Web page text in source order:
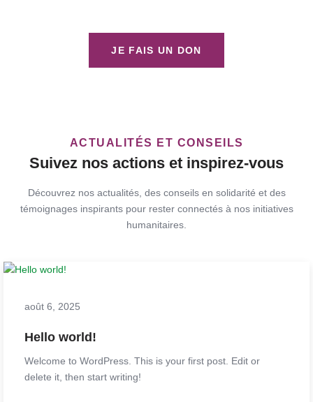
JE FAIS UN DON
ACTUALITÉS ET CONSEILS
Suivez nos actions et inspirez-vous
Découvrez nos actualités, des conseils en solidarité et des
témoignages inspirants pour rester connectés à nos initiatives
humanitaires.
août 6, 2025
Hello world!
Welcome to WordPress. This is your first post. Edit or
delete it, then start writing!